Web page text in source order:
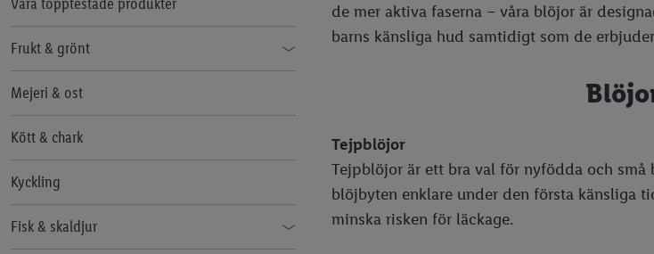
LIVARNO home
lupilu®
PARKSIDE®
PARKSIDE® Batterier och
batterisystem
Playtive
SILVERCREST®
Frukt & grönt
Tomater
Meloner
Färsk basilika
Skillnad på mandarin, clementin &
Mejeri & ost
Kött & chark
Kyckling
Fisk & skaldjur
de mer aktiva faserna – våra blöjor är
barns känsliga hud samtidigt som de
Tejpblöjor
Tejpblöjor är ett bra val för nyfödda och små
blöjbyten enklare under den första känsliga
minska risken för läckage.